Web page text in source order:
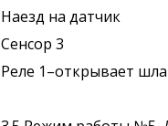
Наезд на датчик
Сенсор 3
Реле 1–открывает